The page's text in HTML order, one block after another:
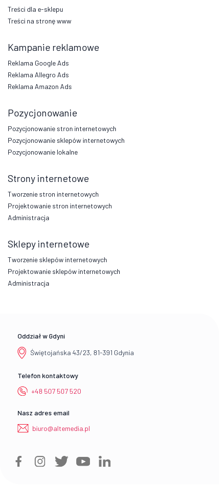
Treści dla e-sklepu
Treści na stronę www
Kampanie reklamowe
Reklama Google Ads
Reklama Allegro Ads
Reklama Amazon Ads
Pozycjonowanie
Pozycjonowanie stron internetowych
Pozycjonowanie sklepów internetowych
Pozycjonowanie lokalne
Strony internetowe
Tworzenie stron internetowych
Projektowanie stron internetowych
Administracja
Sklepy internetowe
Tworzenie sklepów internetowych
Projektowanie sklepów internetowych
Administracja
Oddział w Gdyni
Świętojańska 43/23, 81-391 Gdynia
Telefon kontaktowy
+48 507 507 520
Nasz adres email
biuro@altemedia.pl